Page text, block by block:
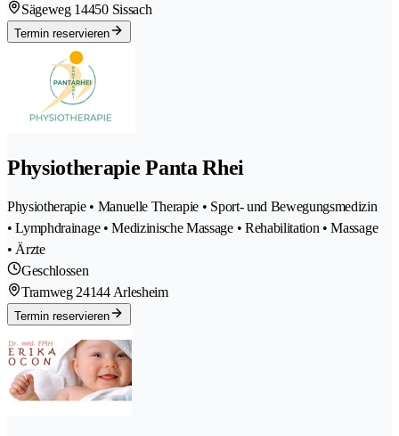
Sägeweg 14450 Sissach
Termin reservieren
Physiotherapie Panta Rhei
Physiotherapie • Manuelle Therapie • Sport- und Bewegungsmedizin
• Lymphdrainage • Medizinische Massage • Rehabilitation • Massage
• Ärzte
Geschlossen
Tramweg 24144 Arlesheim
Termin reservieren